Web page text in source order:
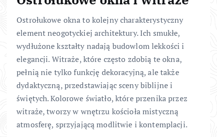
Ostrołukowe okna to kolejny charakterystyczny
element neogotyckiej architektury. Ich smukłe,
wydłużone kształty nadają budowlom lekkości i
elegancji. Witraże, które często zdobią te okna,
pełnią nie tylko funkcję dekoracyjną, ale także
dydaktyczną, przedstawiając sceny biblijne i
świętych. Kolorowe światło, które przenika przez
witraże, tworzy w wnętrzu kościoła mistyczną
atmosferę, sprzyjającą modlitwie i kontemplacji.